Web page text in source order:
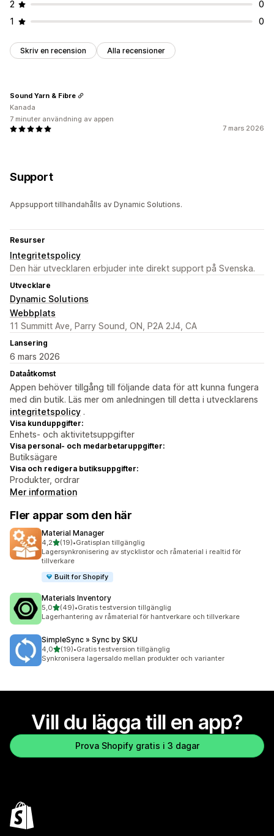
2
0
1
0
Skriv en recension Alla recensioner
7 mars 2026
Sound Yarn & Fibre
Kanada
7 minuter användning av appen
Support
Appsupport tillhandahålls av Dynamic Solutions.
Resurser
Integritetspolicy
Den här utvecklaren erbjuder inte direkt support på Svenska.
Utvecklare
Dynamic Solutions
Webbplats
11 Summitt Ave, Parry Sound, ON, P2A 2J4, CA
Lansering
6 mars 2026
Dataåtkomst
Appen behöver tillgång till följande data för att kunna fungera
med din butik. Läs mer om anledningen till detta i utvecklarens
integritetspolicy .
Visa kunduppgifter:
Enhets- och aktivitetsuppgifter
Visa personal- och medarbetaruppgifter:
Butiksägare
Visa och redigera butiksuppgifter:
Produkter, ordrar
Mer information
Fler appar som den här
Material Manager
4,2av 5 stjärnor
(19)
19 recensioner totalt
•Gratisplan tillgänglig
Lagersynkronisering av stycklistor och råmaterial i realtid för
tillverkare
Built for Shopify
Materials Inventory
5,0av 5 stjärnor
(49)
49 recensioner totalt
•Gratis testversion tillgänglig
Lagerhantering av råmaterial för hantverkare och tillverkare
SimpleSync » Sync by SKU
4,0av 5 stjärnor
(19)
19 recensioner totalt
•Gratis testversion tillgänglig
Synkronisera lagersaldo mellan produkter och varianter
Vill du lägga till en app?
Prova Shopify gratis i 3 dagar